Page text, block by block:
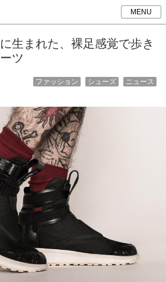
MENU
生まれた、裸足感覚で歩き
ツ
ニュース
シューズ
ファッション